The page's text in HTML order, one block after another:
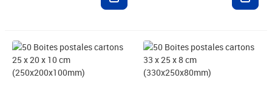
Prix 32,23€ HT Prix 51,93€ HT